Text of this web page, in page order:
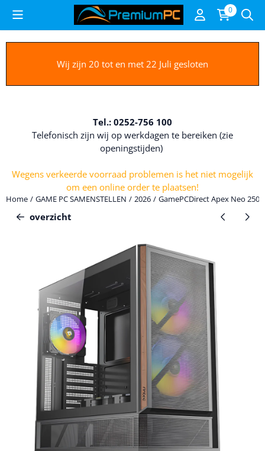
Cookievoorkeuren zijn beschikbaar. Kies instellingen of sta alle
0
Wij zijn 20 tot en met 22 Juli gesloten
Tel.: 0252-756 100
Telefonisch zijn wij op werkdagen te bereiken (zie
openingstijden)
Wegens verkeerde voorraad problemen is het niet mogelijk
om een online order te plaatsen!
Home / GAME PC SAMENSTELLEN / 2026 / GamePCDirect Apex Neo
overzicht